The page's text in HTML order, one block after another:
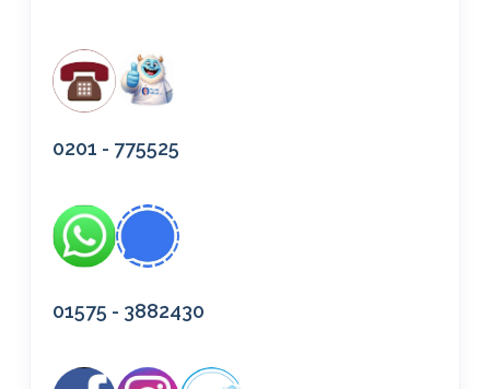
0201 - 775525
01575 - 3882430